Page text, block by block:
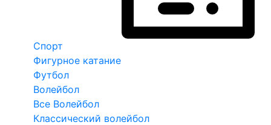
Спорт
Фигурное катание
Футбол
Волейбол
Все Волейбол
Классический волейбол